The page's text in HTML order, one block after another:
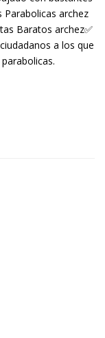
Parabolicas archez
Baratos archez✅
a los que